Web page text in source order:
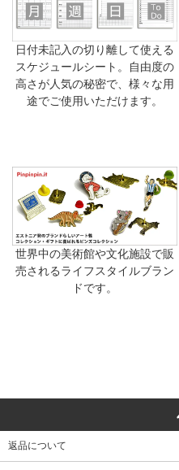
日付未記入の切り離して使える
スケジュールシート。自由度の
高さが人気の秘密で、様々な用
途でご使用いただけます。
世界中の美術館や文化施設で販
売されるライフスタイルブラン
ドです。
返品について